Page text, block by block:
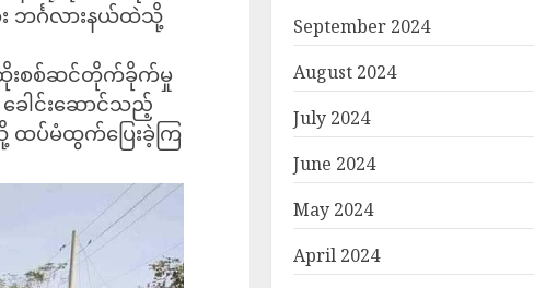
ဘင်္ဂလားနယ်ထဲသို့
ထိုးစစ်ဆင်တိုက်ခိုက်မှု
ခေါင်းဆောင်သည့်
ပ်မံထွက်ပြေးခဲ့ကြ
September 2024
August 2024
July 2024
June 2024
May 2024
April 2024